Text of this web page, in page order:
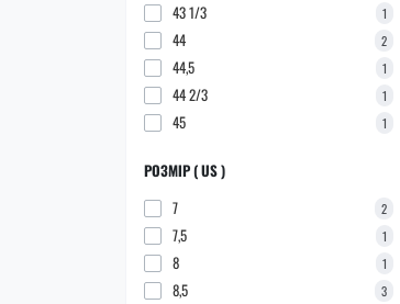
43 1/3 1
44 2
44,5 1
44 2/3 1
45 1
РОЗМІР ( US )
7
2
7,5 1
8 1
8,5 3